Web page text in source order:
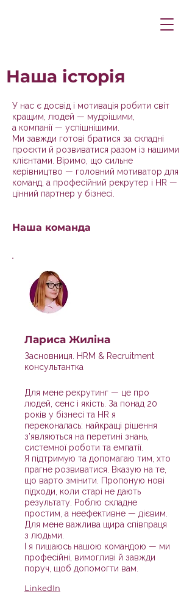
Наша історія
У нас є досвід і мотивація робити світ
кращим, людей — мудрішими,
а компанії — успішнішими.
Ми завжди готові братися за складні
проєкти й розвиватися разом із нашими
клієнтами. Віримо, що сильне
керівництво — головний мотиватор для
команд, а професійний рекрутер і HR —
цінний партнер у бізнесі.
Наша команда
Лариса Жиліна
Засновниця. HRM & Recruitment
консультантка
Для мене рекрутинг — це про
людей, сенс і якість. За понад 20
років у бізнесі та HR я
переконалась: найкращі рішення
з’являються на перетині знань,
системної роботи та емпатії.
Я підтримую та допомагаю тим, хто
прагне розвиватися. Вказую на те,
що варто змінити. Пропоную нові
підходи, коли старі не дають
результату. Роблю складне
простим, а неефективне — дієвим.
Для мене важлива щира співпраця
з людьми.
І я пишаюсь нашою командою — ми
професійні, вимогливі й завжди
поруч, щоб допомогти вам.
LinkedIn